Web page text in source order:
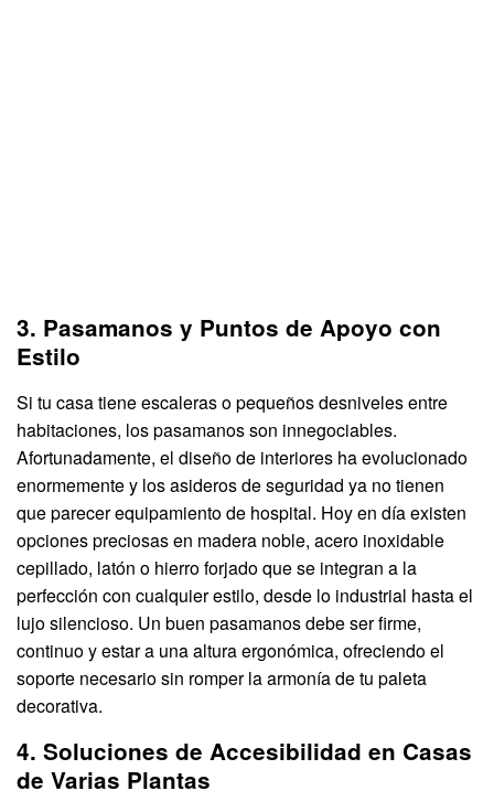
3. Pasamanos y Puntos de Apoyo con
Estilo
Si tu casa tiene escaleras o pequeños desniveles entre
habitaciones, los pasamanos son innegociables.
Afortunadamente, el diseño de interiores ha evolucionado
enormemente y los asideros de seguridad ya no tienen
que parecer equipamiento de hospital. Hoy en día existen
opciones preciosas en madera noble, acero inoxidable
cepillado, latón o hierro forjado que se integran a la
perfección con cualquier estilo, desde lo industrial hasta el
lujo silencioso. Un buen pasamanos debe ser firme,
continuo y estar a una altura ergonómica, ofreciendo el
soporte necesario sin romper la armonía de tu paleta
decorativa.
4. Soluciones de Accesibilidad en Casas
de Varias Plantas